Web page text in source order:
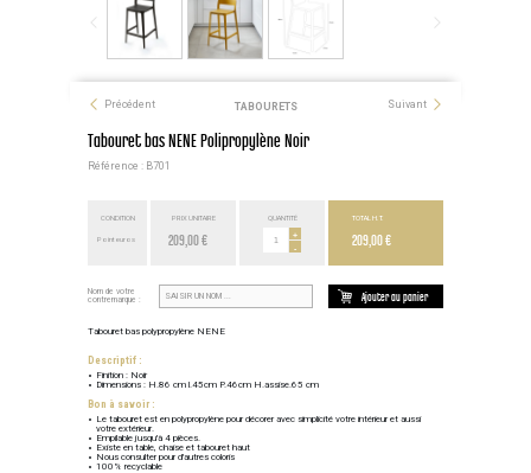
Précédent TABOURETS Suivant
Tabouret bas NENE Polipropylène Noir
Référence : B701
CONDITION
Point euros
PRIX UNITAIRE
209,00 €
QUANTITÉ
+
-
TOTAL H.T.
209,00 €
Nom de votre
contremarque :
Ajouter au panier
Tabouret bas polypropylène NENE
Descriptif :
Finition : Noir
Dimensions : H.86 cm l.45cm P.46cm H.assise.65 cm
Bon à savoir :
Le tabouret est en polypropylène pour décorer avec simplicité votre intérieur et aussi
votre extérieur.
Empilable jusqu'à 4 pièces.
Existe en table, chaise et tabouret haut
Nous consulter pour d'autres coloris
100% recyclable